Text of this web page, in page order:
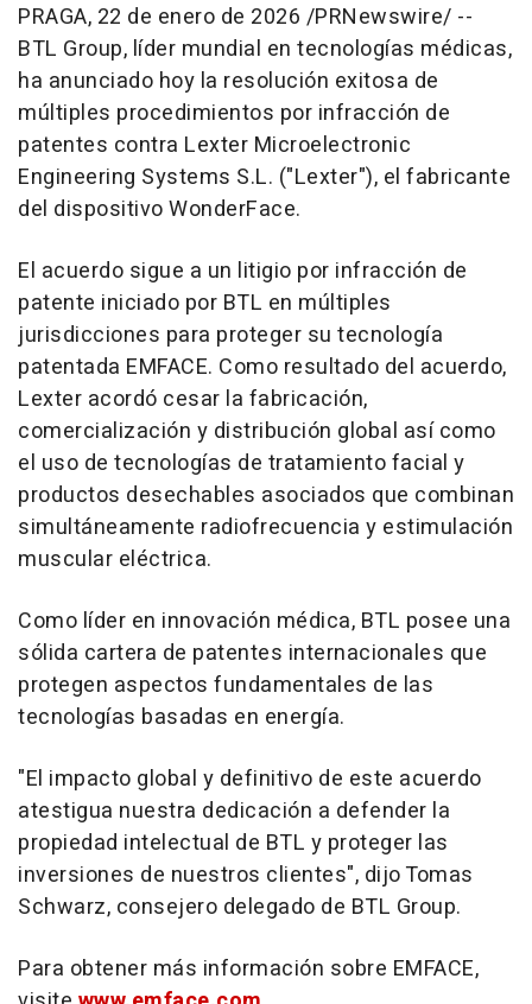
PRAGA, 22 de enero de 2026 /PRNewswire/ --
BTL Group, líder mundial en tecnologías médicas,
ha anunciado hoy la resolución exitosa de
múltiples procedimientos por infracción de
patentes contra Lexter Microelectronic
Engineering Systems S.L. ("Lexter"), el fabricante
del dispositivo WonderFace.
El acuerdo sigue a un litigio por infracción de
patente iniciado por BTL en múltiples
jurisdicciones para proteger su tecnología
patentada EMFACE. Como resultado del acuerdo,
Lexter acordó cesar la fabricación,
comercialización y distribución global así como
el uso de tecnologías de tratamiento facial y
productos desechables asociados que combinan
simultáneamente radiofrecuencia y estimulación
muscular eléctrica.
Como líder en innovación médica, BTL posee una
sólida cartera de patentes internacionales que
protegen aspectos fundamentales de las
tecnologías basadas en energía.
"El impacto global y definitivo de este acuerdo
atestigua nuestra dedicación a defender la
propiedad intelectual de BTL y proteger las
inversiones de nuestros clientes", dijo Tomas
Schwarz, consejero delegado de BTL Group.
Para obtener más información sobre EMFACE,